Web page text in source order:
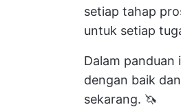
setiap tahap
untuk setiap
Dalam
dengan baik
sekarang. 🦄